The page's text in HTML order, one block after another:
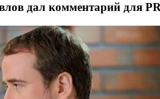
дал комментарий для